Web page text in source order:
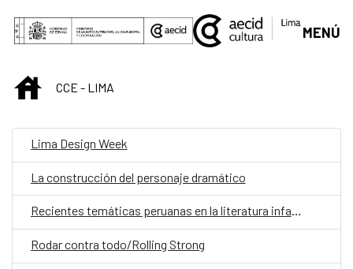
Saltar al contenido principal
MENÚ
INICIOCCE - LIMA
Lima Design Week
La construcción del personaje dramático
Recientes temáticas peruanas en la literatura infantil y juvenil
Rodar contra todo/Rolling Strong